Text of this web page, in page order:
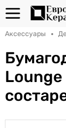
Аксессуары
Lounge